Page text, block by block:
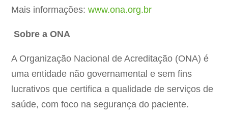
Mais informações:www.ona.org.br
Sobre a ONA
A Organização Nacional de Acreditação (ONA) é
uma entidade não governamental e sem fins
lucrativos que certifica a qualidade de serviços de
saúde, com foco na segurança do paciente.